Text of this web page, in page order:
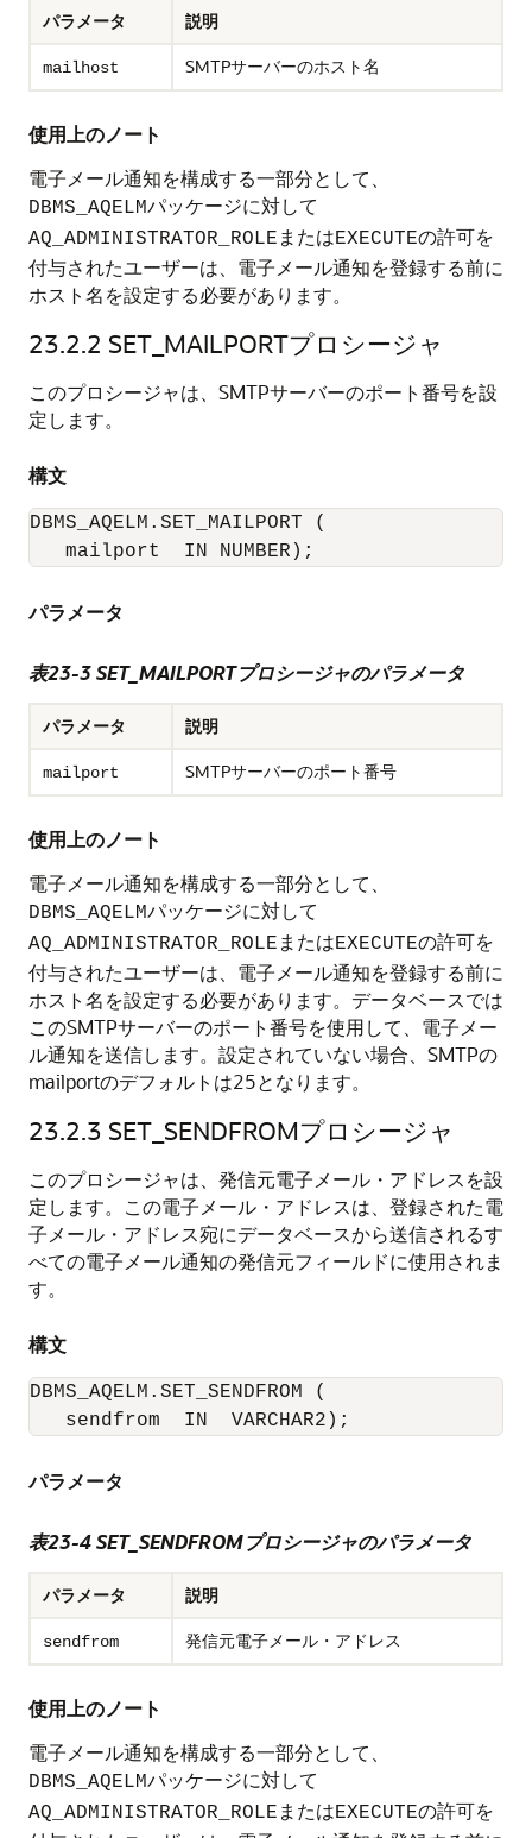
パラメータ 説明
mailhost SMTPサーバーのホスト名
使用上のノート
電子メール通知を構成する一部分として、
DBMS_AQELMパッケージに対して
AQ_ADMINISTRATOR_ROLE またはEXECUTEの許可を
付与されたユーザーは、電子メール通知を登録する前に
ホスト名を設定する必要があります。
23.2.2 SET_MAILPORTプロシージャ
このプロシージャは、SMTPサーバーのポート番号を設
定します。
構文
DBMS_AQELM.SET_MAILPORT (
   mailport  IN NUMBER);
パラメータ
表23-3 SET_MAILPORTプロシージャのパラメータ
パラメータ 説明
mailport SMTPサーバーのポート番号
使用上のノート
電子メール通知を構成する一部分として、
DBMS_AQELMパッケージに対して
AQ_ADMINISTRATOR_ROLE またはEXECUTEの許可を
付与されたユーザーは、電子メール通知を登録する前に
ホスト名を設定する必要があります。データベースでは
このSMTPサーバーのポート番号を使用して、電子メー
ル通知を送信します。設定されていない場合、SMTPの
mailportのデフォルトは25となります。
23.2.3 SET_SENDFROMプロシージャ
このプロシージャは、発信元電子メール・アドレスを設
定します。この電子メール・アドレスは、登録された電
子メール・アドレス宛にデータベースから送信されるす
べての電子メール通知の発信元フィールドに使用されま
す。
構文
DBMS_AQELM.SET_SENDFROM (
   sendfrom  IN  VARCHAR2);
パラメータ
表23-4 SET_SENDFROMプロシージャのパラメータ
パラメータ 説明
sendfrom 発信元電子メール・アドレス
使用上のノート
電子メール通知を構成する一部分として、
DBMS_AQELMパッケージに対して
AQ_ADMINISTRATOR_ROLE またはEXECUTEの許可を